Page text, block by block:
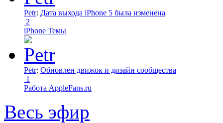
Petr: Дата выхода iPhone 5 была изменена
2
iPhone Темы
Petr: Обновлен движок и дизайн сообщества
1
Работа AppleFans.ru
Весь эфир